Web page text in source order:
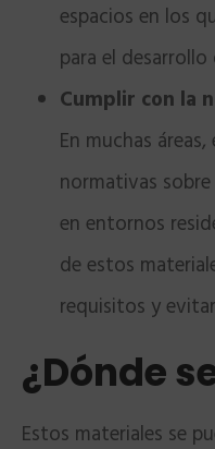
espacios en los
para el
Cumplir con la
En muchas
normativas
en entornos
de estos
requisitos y
¿Dónde
Estos materiales se